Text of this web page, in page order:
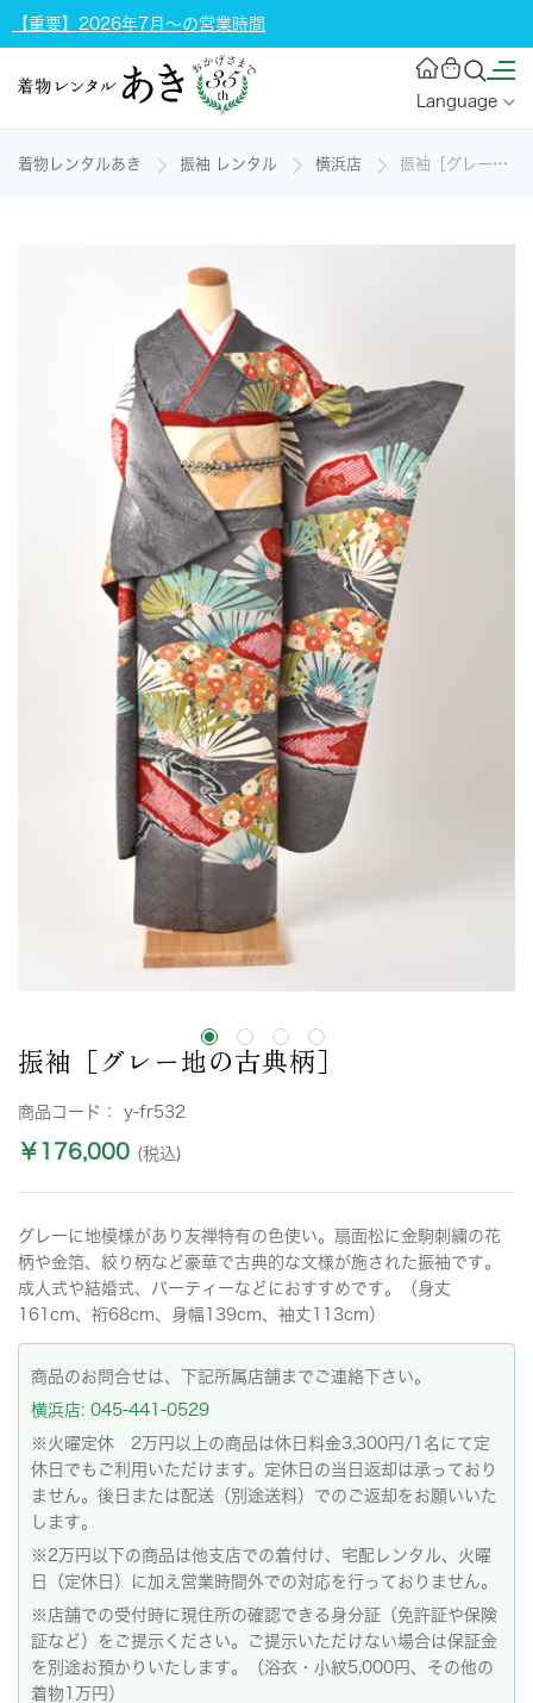
【重要】2026年7月～の営業時間
Language
着物レンタルあき 振袖 レンタル 横浜店 振袖［グレー地の古典柄］の着物レンタル
振袖［グレー地の古典柄］
商品コード： y-fr532
￥176,000 (税込)
グレーに地模様があり友禅特有の色使い。扇面松に金駒刺繍の花
柄や金箔、絞り柄など豪華で古典的な文様が施された振袖です。
成人式や結婚式、パーティーなどにおすすめです。（身丈
161cm、裄68cm、身幅139cm、袖丈113cm）
商品のお問合せは、下記所属店舗までご連絡下さい。
横浜店: 045-441-0529
※火曜定休 2万円以上の商品は休日料金3,300円/1名にて定
休日でもご利用いただけます。定休日の当日返却は承っており
ません。後日または配送（別途送料）でのご返却をお願いいた
します。
※2万円以下の商品は他支店での着付け、宅配レンタル、火曜
日（定休日）に加え営業時間外での対応を行っておりません。
※店舗での受付時に現住所の確認できる身分証（免許証や保険
証など）をご提示ください。ご提示いただけない場合は保証金
を別途お預かりいたします。（浴衣・小紋5,000円、その他の
着物1万円）